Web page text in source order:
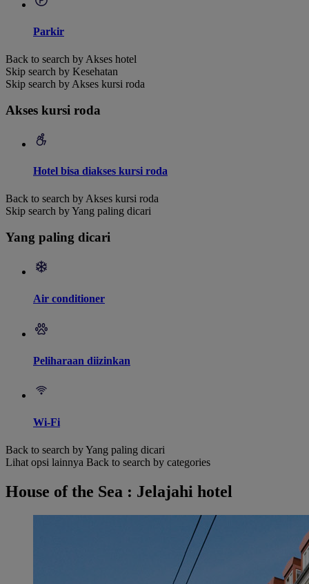
Parkir
Back to search by Akses hotel
Skip search by Kesehatan
Skip search by Akses kursi roda
Akses kursi roda
Hotel bisa diakses kursi roda
Back to search by Akses kursi roda
Skip search by Yang paling dicari
Yang paling dicari
Air conditioner
Peliharaan diizinkan
Wi-Fi
Back to search by Yang paling dicari
Lihat opsi lainnya Back to search by categories
House of the Sea : Jelajahi hotel